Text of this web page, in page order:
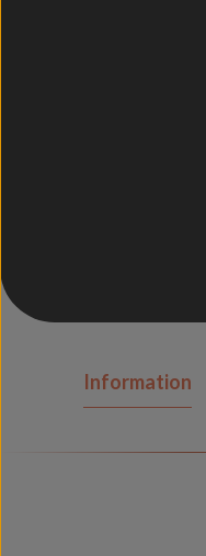
Information